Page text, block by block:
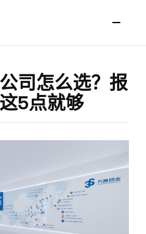
司怎么选？报
5点就够